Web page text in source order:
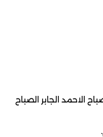
الاحمد الجابر الصباح